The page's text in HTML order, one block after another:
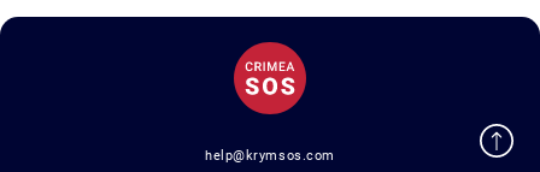
help@krymsos.com